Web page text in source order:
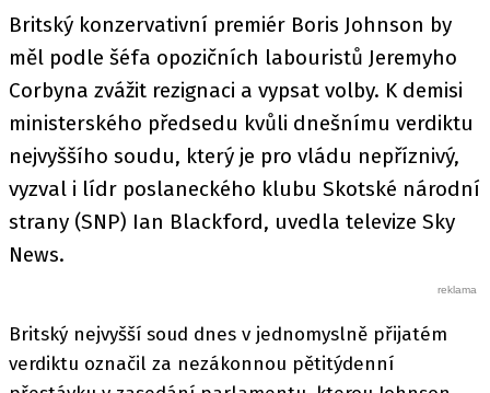
Britský konzervativní premiér Boris Johnson by
měl podle šéfa opozičních labouristů Jeremyho
Corbyna zvážit rezignaci a vypsat volby. K demisi
ministerského předsedu kvůli dnešnímu verdiktu
nejvyššího soudu, který je pro vládu nepříznivý,
vyzval i lídr poslaneckého klubu Skotské národní
strany (SNP) Ian Blackford, uvedla televize Sky
News.
Britský nejvyšší soud dnes v jednomyslně přijatém
verdiktu označil za nezákonnou pětitýdenní